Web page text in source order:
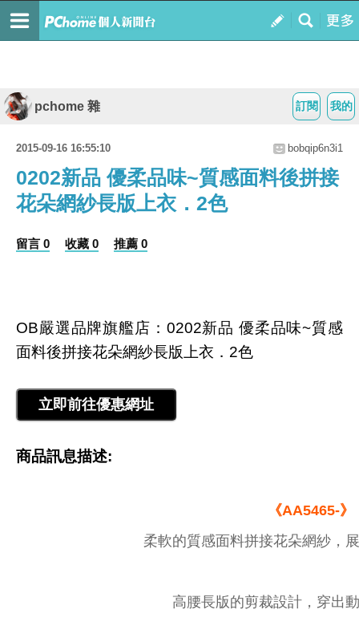
我的
訂閱
pchome 雜
2015-09-16 16:55:10 bobqip6n3i1
0202新品 優柔品味~質感面料後拼接
花朵網紗長版上衣．2色
留言 0 收藏 0 推薦 0
OB嚴選品牌旗艦店：0202新品 優柔品味~質感
面料後拼接花朵網紗長版上衣．2色
商品訊息描述:
《AA5465-》
柔軟的質感面料拼接花朵網紗，
高腰長版的剪裁設計，穿出